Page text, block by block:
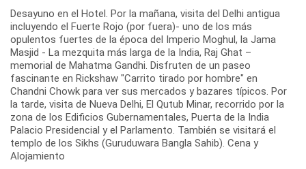
Desayuno en el Hotel. Por la mañana, visita del Delhi antigua
incluyendo el Fuerte Rojo (por fuera)- uno de los más
opulentos fuertes de la época del Imperio Moghul, la Jama
Masjid - La mezquita más larga de la India, Raj Ghat –
memorial de Mahatma Gandhi. Disfruten de un paseo
fascinante en Rickshaw "Carrito tirado por hombre" en
Chandni Chowk para ver sus mercados y bazares típicos. Por
la tarde, visita de Nueva Delhi, El Qutub Minar, recorrido por la
zona de los Edificios Gubernamentales, Puerta de la India
Palacio Presidencial y el Parlamento. También se visitará el
templo de los Sikhs (Guruduwara Bangla Sahib). Cena y
Alojamiento